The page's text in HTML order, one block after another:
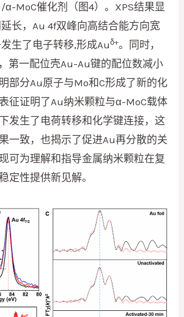
α-MoC催化剂（图4）。XPS结果显
长，Au 4f双峰向高结合能方向宽
生了电子转移,形成Auδ+。同时，
第一配位壳Au-Au键的配位数减小
部分Au原子与Mo和C形成了新的化
征证明了Au纳米颗粒与α-MoC载体
发生了电荷转移和化学键连接，这
一致，也揭示了促进Au再分散的关
可为理解和指导金属纳米颗粒在复
定性提供新见解。